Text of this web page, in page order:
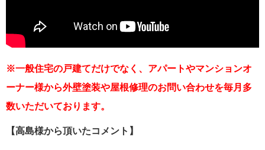
※一般住宅の戸建てだけでなく、アパートやマンションオ
ーナー様から外壁塗装や屋根修理のお問い合わせを毎月多
数いただいております。
【高島様から頂いたコメント】